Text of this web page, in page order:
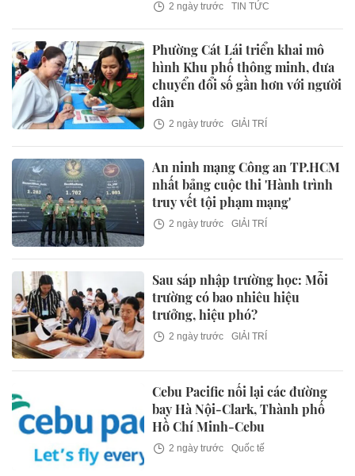
2 ngày trước TIN TỨC
Phường Cát Lái triển khai mô
hình Khu phố thông minh, đưa
chuyển đổi số gần hơn với người
dân
2 ngày trước GIẢI TRÍ
An ninh mạng Công an TP.HCM
nhất bảng cuộc thi 'Hành trình
truy vết tội phạm mạng'
2 ngày trước GIẢI TRÍ
Sau sáp nhập trường học: Mỗi
trường có bao nhiêu hiệu
trưởng, hiệu phó?
2 ngày trước GIẢI TRÍ
Cebu Pacific nối lại các đường
bay Hà Nội-Clark, Thành phố
Hồ Chí Minh-Cebu
2 ngày trước Quốc tế